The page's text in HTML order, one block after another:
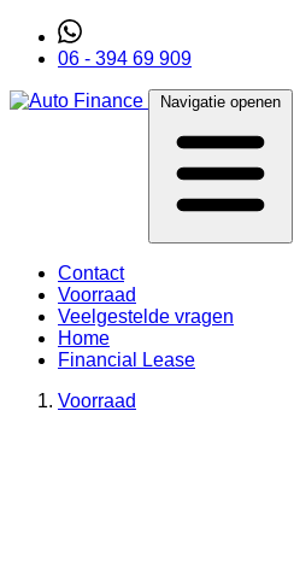
06 - 394 69 909
Navigatie openen
Contact
Voorraad
Veelgestelde vragen
Home
Financial Lease
Voorraad